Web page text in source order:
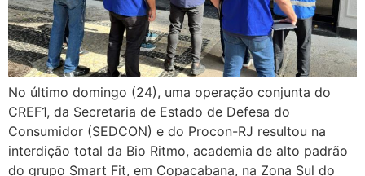
No último domingo (24), uma operação conjunta do
CREF1, da Secretaria de Estado de Defesa do
Consumidor (SEDCON) e do Procon-RJ resultou na
interdição total da Bio Ritmo, academia de alto padrão
do grupo Smart Fit, em Copacabana, na Zona Sul do